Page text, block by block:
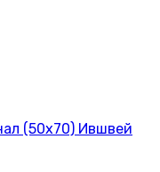
(50х70) Ившвей